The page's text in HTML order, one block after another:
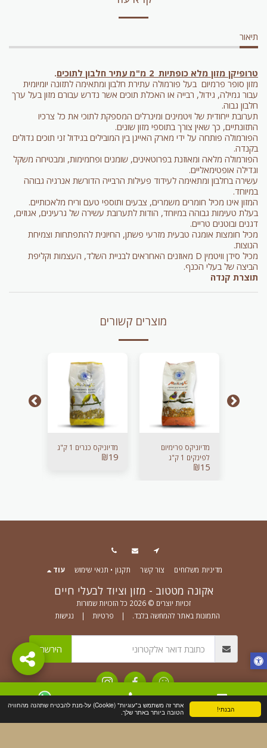
הבנתי!
אתר זה משתמש ב"עוגיות" (Cookie) על-מנת להבטיח שתהנה מהחוויה
הטובה ביותר באתר שלך.
תיאור
טרופיקן מזון מלא כופתיות 2 מ"מ עתיר חלבון לתוכים
.
מזון סופר פרמיום בעל פורמולה עתירת חלבון ומתאימה לתזונה יומיומית
עבור גמילה, גידול, רבייה או האכלת תוכים אשר נדרש עבורם מזון בעל ערך
חלבון גבוה.
תערובת ייחודית של ויטמינים ומינרלים המספקת לתוכי את כל צרכיו
התזונתיים, כך שאין צורך בתוספי מזון שונים.
הפורמולה פותחה על ידי מארק האייגן בין המובילים בגידול זני תוכים גדולים
בקנדה.
הפורמולה מלאה ומאוזנת בפרוטאינים, שומנים ופחמימות, ומבטיחה משקל
וגדילה אופטימאליים.
עשירה בחלבון ומתאימה לעידוד פעילות הרבייה הדורשת אנרגיה גבוהה
במיוחד.
המזון אינו מכיל חומרים משמרים, צבעים ותוספי טעם וריח מלאכותיים.
בעלת טעימות גבוהה במיוחד, הודות לתערובת עשירה של גרעינים, אגוזים,
דגנים ובוטנים טריים.
מכיל חומצות אומגה טבעית מזרעי פשתן, החיונית להתפתחות וצמיחת
הנוצות.
מכיל סידן וויטמין D מאוזנים האחראים לבניית השלד, העצמות וקליפת
הביצה של בעלי הכנף.
תוצרת קנדה
מוצרים קשורים
מדיוניקס פרימיום
לפינקים 1 ק"ג
₪15
מדיוניקס כנרים 1 ק"ג
₪19
אקונה מטטוב - מזון וציוד לבעלי חיים
זכויות יוצרים © 2026 כל הזכויות שמורות
התמונות באתר להמחשה בלבד. | פרטיות | נגישות
מדיניות משלוחים צור קשר תקנון • תנאי שימוש עוד
הירשם
WhatsApp טלפון צור קשר